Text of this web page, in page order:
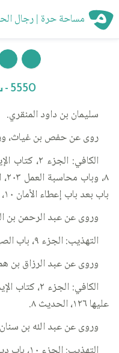
مساحة حرة | رجال
5550 - سليمان المنقري
سليمان بن داود المنقري.
روى عن حفص بن غياث،
باب بعد باب إعطاء الأمان ١٠، الحديث ٢.
وروى عن عبد الرحمن بن
التهذيب: الجزء ٩، باب الصيد والذكاة، الحديث ٨٢.
وروى عن عبد الرزاق بن
عليها ١٢٦، الحديث ٨.
وروى عن عبد الله بن